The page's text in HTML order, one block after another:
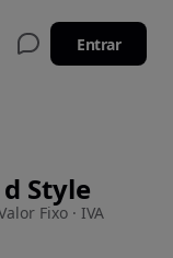
Entrar
Style
Fixo · IVA